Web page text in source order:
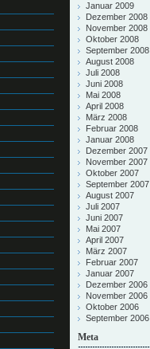
Januar 2009
Dezember 2008
November 2008
Oktober 2008
September 2008
August 2008
Juli 2008
Juni 2008
Mai 2008
April 2008
März 2008
Februar 2008
Januar 2008
Dezember 2007
November 2007
Oktober 2007
September 2007
August 2007
Juli 2007
Juni 2007
Mai 2007
April 2007
März 2007
Februar 2007
Januar 2007
Dezember 2006
November 2006
Oktober 2006
September 2006
Meta